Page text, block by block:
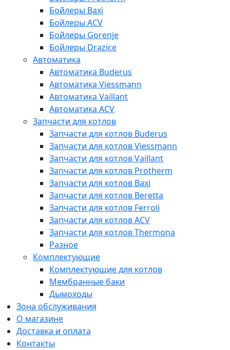
Бойлеры Baxi
Бойлеры ACV
Бойлеры Gorenje
Бойлеры Drazice
Автоматика
Автоматика Buderus
Автоматика Viessmann
Автоматика Vaillant
Автоматика ACV
Запчасти для котлов
Запчасти для котлов Buderus
Запчасти для котлов Viessmann
Запчасти для котлов Vaillant
Запчасти для котлов Protherm
Запчасти для котлов Baxi
Запчасти для котлов Beretta
Запчасти для котлов Ferroli
Запчасти для котлов ACV
Запчасти для котлов Thermona
Разное
Комплектующие
Комплектующие для котлов
Мембранные баки
Дымоходы
Зона обслуживания
О магазине
Доставка и оплата
Контакты